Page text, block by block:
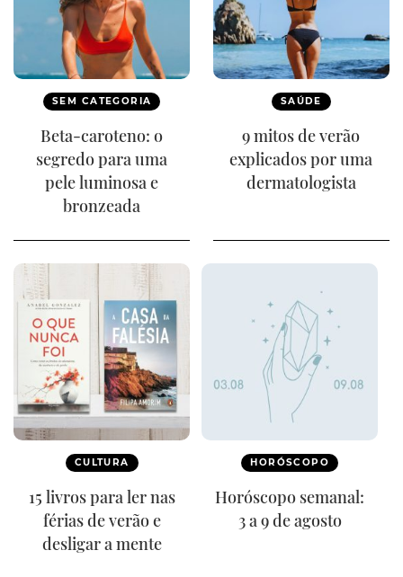
SEM CATEGORIA
Beta-caroteno: o
segredo para uma
pele luminosa e
bronzeada
SAÚDE
9 mitos de verão
explicados por uma
dermatologista
CULTURA
15 livros para ler nas
férias de verão e
desligar a mente
HORÓSCOPO
Horóscopo semanal:
3 a 9 de agosto